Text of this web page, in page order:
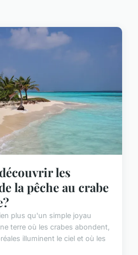
les
la pêche au crabe
plus qu'un simple joyau
terre où les crabes abondent,
illuminent le ciel et où les